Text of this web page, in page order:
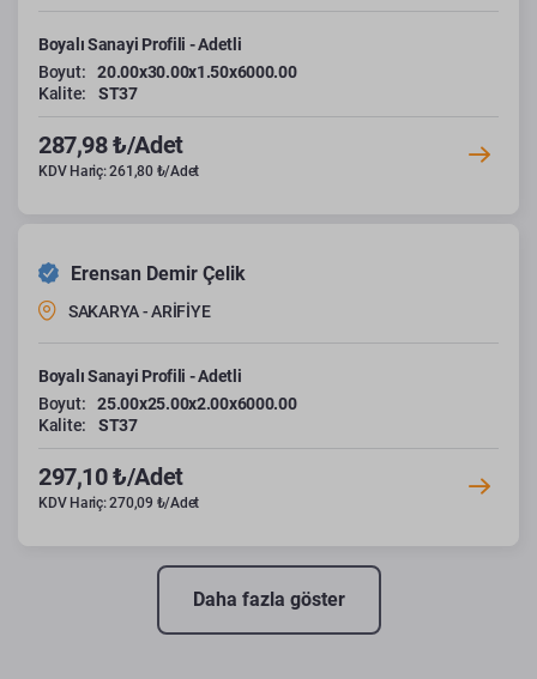
Boyalı Sanayi Profili - Adetli
Boyut:
20.00x30.00x1.50x6000.00
Kalite:
ST37
287,98 ₺/Adet
KDV Hariç: 261,80 ₺/Adet
Erensan Demir Çelik
SAKARYA - ARİFİYE
Boyalı Sanayi Profili - Adetli
Boyut:
25.00x25.00x2.00x6000.00
Kalite:
ST37
297,10 ₺/Adet
KDV Hariç: 270,09 ₺/Adet
Daha fazla göster